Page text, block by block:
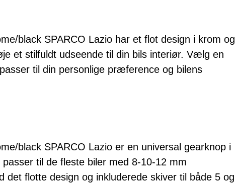
black SPARCO Lazio har et flot design i krom og
et stilfuldt udseende til din bils interiør. Vælg en
til din personlige præference og bilens
black SPARCO Lazio er en universal gearknop i
til de fleste biler med 8-10-12 mm
det flotte design og inkluderede skiver til både 5 og